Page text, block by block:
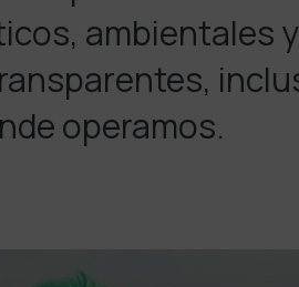
ambientales
operamos.